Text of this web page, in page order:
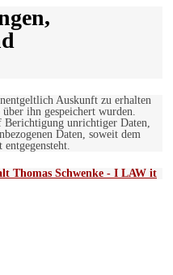
Auskunft zu erhalten
ihn gespeichert wurden.
Berichtigung unrichtiger Daten,
Daten, soweit dem
Thomas Schwenke - I LAW it